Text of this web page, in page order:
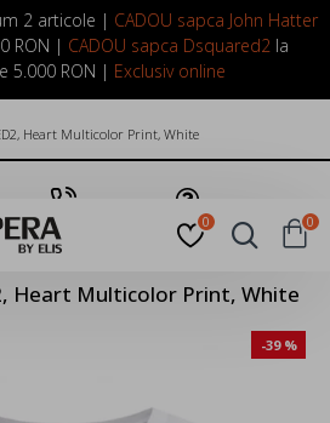
2 articole | CADOU sapca John Hatter
RON | CADOU sapca Dsquared2 la
5.000 RON | Exclusiv online
0 0
Heart Multicolor Print, White
Suna Acum Pune o Intrebare
Heart Multicolor Print, White
-39 %